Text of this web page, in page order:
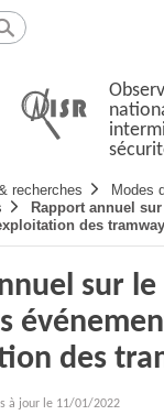
recherches
Modes
Rapport annuel
des
sur
des
à jour le 11/01/2022